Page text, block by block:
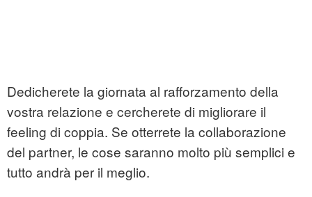
Dedicherete la giornata al rafforzamento della
vostra relazione e cercherete di migliorare il
feeling di coppia. Se otterrete la collaborazione
del partner, le cose saranno molto più semplici e
tutto andrà per il meglio.